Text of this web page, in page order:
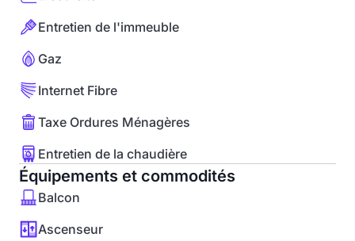
Entretien de l'immeuble
Gaz
Internet Fibre
Taxe Ordures Ménagères
Entretien de la chaudière
Équipements et commodités
Balcon
Ascenseur